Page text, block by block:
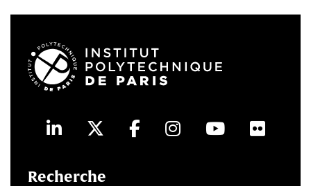
LinkedInTwitterFacebook
Instagram
Youtube
Recherche